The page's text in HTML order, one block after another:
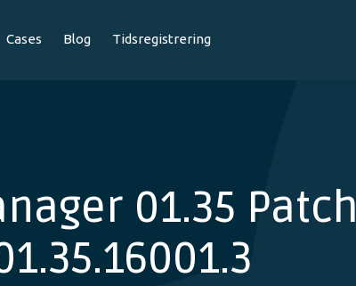
Cases Blog Tidsregistrering
01.35 Patch